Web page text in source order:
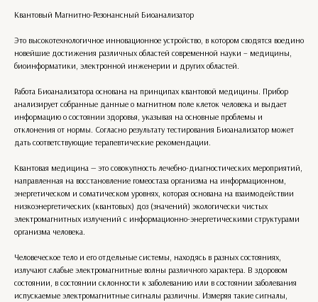
Квантовый Магнитно-Резонансный Биоанализатор
Это высокотехнологичное инновационное устройство, в котором сводятся воедино
новейшие достижения различных областей современной науки – медицины,
биоинформатики, электронной инженерии и других областей.
Работа Биоанализатора основана на принципах квантовой медицины. Прибор
анализирует собранные данные о магнитном поле клеток человека и выдает
информацию о состоянии здоровья, указывая на основные проблемы и
отклонения от нормы. Согласно результату тестирования Биоанализатор может
дать соответствующие терапевтические рекомендации.
Квантовая медицина — это совокупность лечебно-диагностических мероприятий,
направленная на восстановление гомеостаза организма на информационном,
энергетическом и соматическом уровнях, которая основана на взаимодействии
низкоэнергетических (квантовых) доз (значений) экологически чистых
электромагнитных излучений с информационно-энергетическими структурами
организма человека.
Человеческое тело и его отдельные системы, находясь в разных состояниях,
излучают слабые электромагнитные волны различного характера. В здоровом
состоянии, в состоянии склонности к заболеванию или в состоянии заболевания
испускаемые электромагнитные сигналы различны. Измеряя такие сигналы,